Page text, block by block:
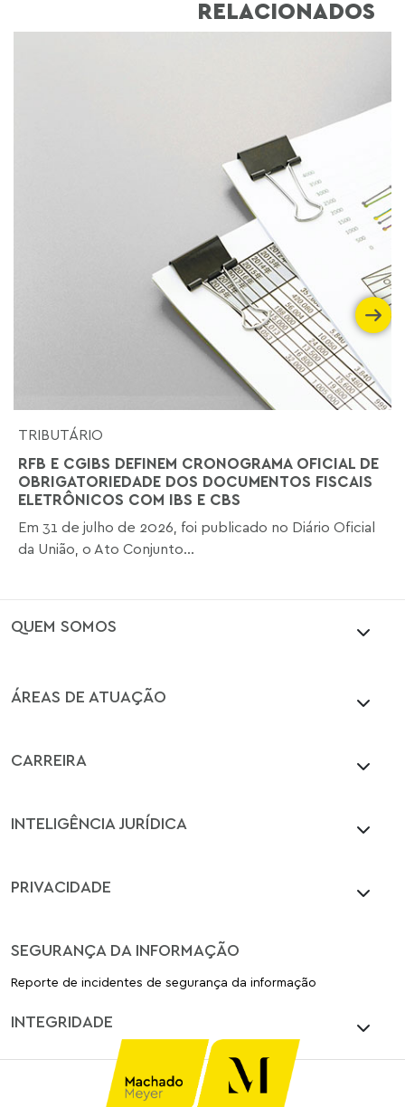
RELACIONADOS
TRIBUTÁRIO
RFB E CGIBS DEFINEM CRONOGRAMA OFICIAL DE
OBRIGATORIEDADE DOS DOCUMENTOS FISCAIS
ELETRÔNICOS COM IBS E CBS
Em 31 de julho de 2026, foi publicado no Diário Oficial
da União, o Ato Conjunto...
QUEM SOMOS
ÁREAS DE ATUAÇÃO
CARREIRA
INTELIGÊNCIA JURÍDICA
PRIVACIDADE
SEGURANÇA DA INFORMAÇÃO
Reporte de incidentes de segurança da informação
INTEGRIDADE